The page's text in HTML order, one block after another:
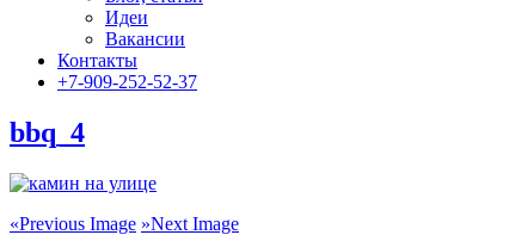
Идеи
Вакансии
Контакты
+7-909-252-52-37
bbq_4
«Previous Image »Next Image